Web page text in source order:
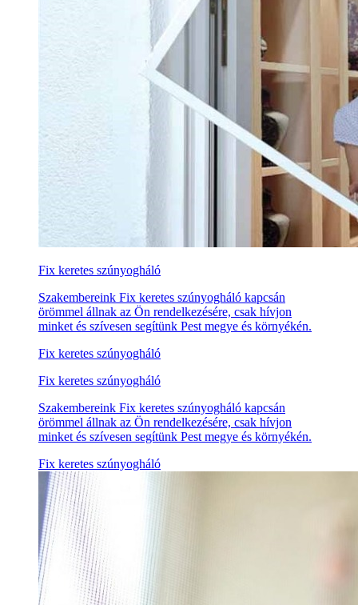
Fix keretes szúnyogháló
Szakembereink Fix keretes szúnyogháló kapcsán
örömmel állnak az Ön rendelkezésére, csak hívjon
minket és szívesen segítünk Pest megye és környékén.
Fix keretes szúnyogháló
Fix keretes szúnyogháló
Szakembereink Fix keretes szúnyogháló kapcsán
örömmel állnak az Ön rendelkezésére, csak hívjon
minket és szívesen segítünk Pest megye és környékén.
Fix keretes szúnyogháló